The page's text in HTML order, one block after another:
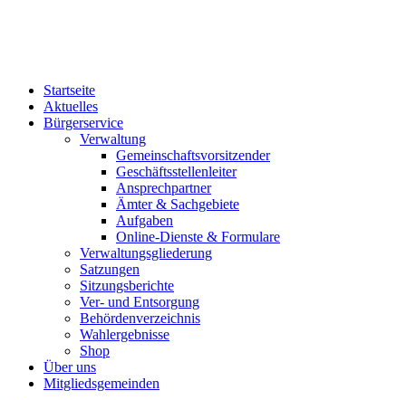
Startseite
Aktuelles
Bürgerservice
Verwaltung
Gemeinschaftsvorsitzender
Geschäftsstellenleiter
Ansprechpartner
Ämter & Sachgebiete
Aufgaben
Online-Dienste & Formulare
Verwaltungsgliederung
Satzungen
Sitzungsberichte
Ver- und Entsorgung
Behördenverzeichnis
Wahlergebnisse
Shop
Über uns
Mitgliedsgemeinden